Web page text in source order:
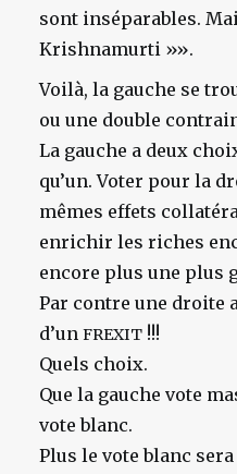
sont inséparables.
Krishnamurti »».
Voilà, la gauche se
ou une double
La gauche a deux
qu’un. Voter pour la
mêmes effets
enrichir les riches
encore plus une plus
Par contre une droite
d’un FREXIT !!!
Quels choix.
Que la gauche vote
vote blanc.
Plus le vote blanc